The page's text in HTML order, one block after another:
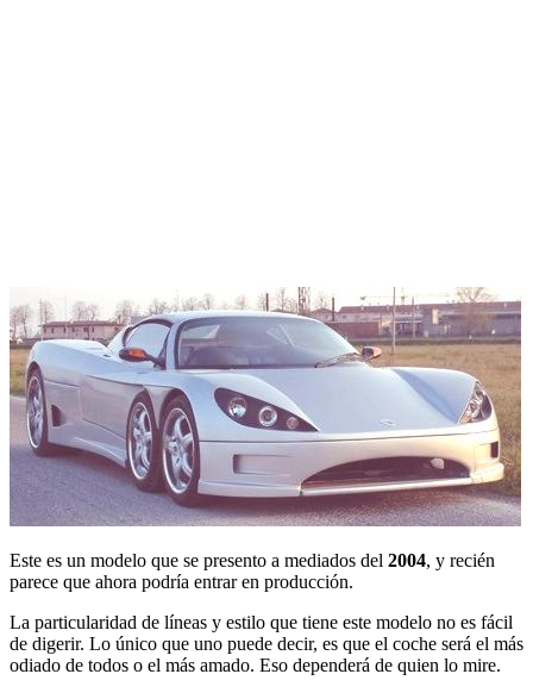
Este es un modelo que se presento a mediados del 2004, y recién
parece que ahora podría entrar en producción.
La particularidad de líneas y estilo que tiene este modelo no es fácil
de digerir. Lo único que uno puede decir, es que el coche será el más
odiado de todos o el más amado. Eso dependerá de quien lo mire.